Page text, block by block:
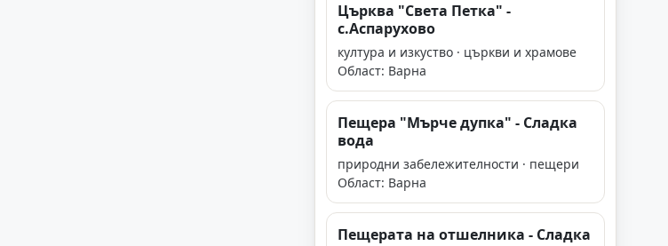
Църква "Света Петка" -
с.Аспарухово
култура и изкуство · църкви и храмове
Област: Варна
Пещера "Мърче дупка" - Сладка
вода
природни забележителности · пещери
Област: Варна
Пещерата на отшелника - Сладка